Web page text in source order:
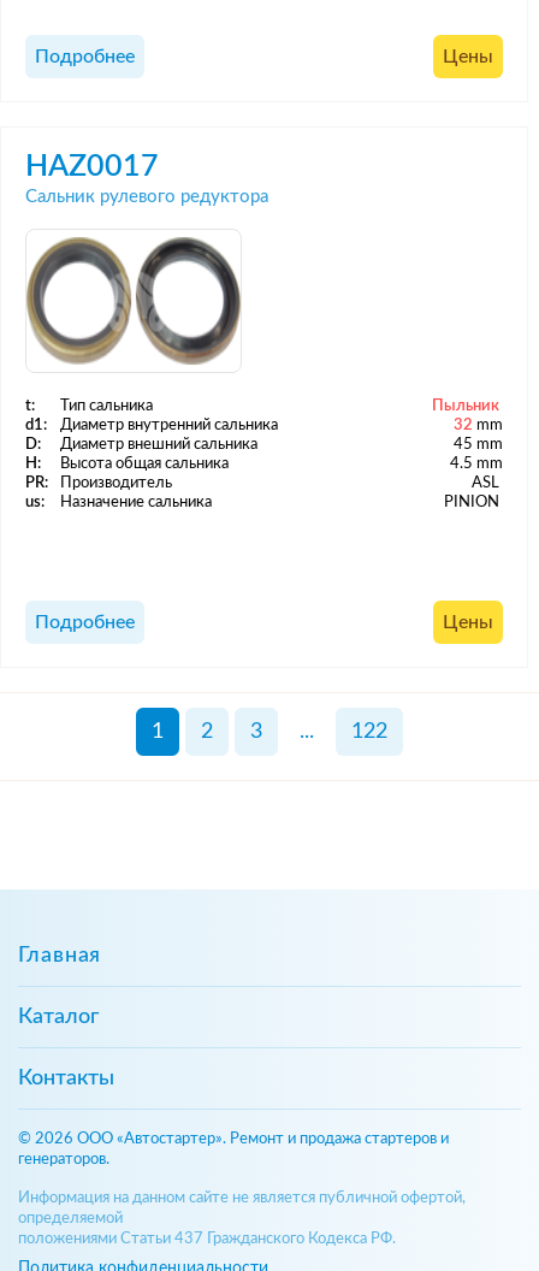
Подробнее Цены
HAZ0017
Сальник рулевого редуктора
t: Тип сальника
Пыльник
d1:
Диаметр внутренний сальника 32 mm
D:
Диаметр внешний сальника
45 mm
H:
Высота общая сальника
4.5 mm
PR:
Производитель
ASL
us:
Назначение сальника PINION
Подробнее Цены
1 2 3 ... 122
Главная
Каталог
Контакты
© 2026 ООО «Автостартер». Ремонт и продажа стартеров и
генераторов.
Информация на данном сайте не является публичной офертой,
определяемой
положениями Статьи 437 Гражданского Кодекса РФ.